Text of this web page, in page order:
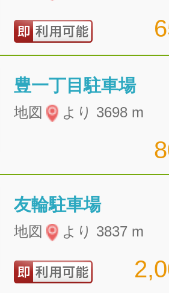
豊一丁目駐車場
地図 より 3698 m
友輪駐車場
地図 より 3837 m